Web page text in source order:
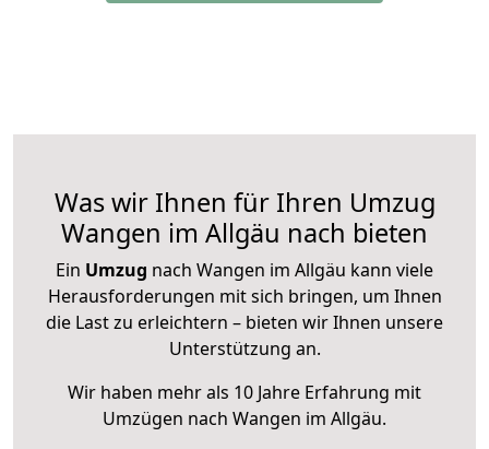
Was wir Ihnen für Ihren Umzug
Wangen im Allgäu nach bieten
Ein Umzug nach Wangen im Allgäu kann viele
Herausforderungen mit sich bringen, um Ihnen
die Last zu erleichtern – bieten wir Ihnen unsere
Unterstützung an.
Wir haben mehr als 10 Jahre Erfahrung mit
Umzügen nach Wangen im Allgäu.